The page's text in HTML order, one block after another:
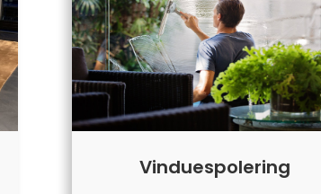
Vinduespolering